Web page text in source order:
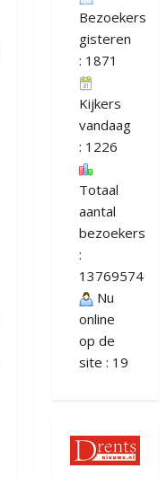
Bezoekers
gisteren
: 1871
Kijkers
vandaag
: 1226
Totaal
aantal
bezoekers
:
13769574
Nu
online
op de
site : 19